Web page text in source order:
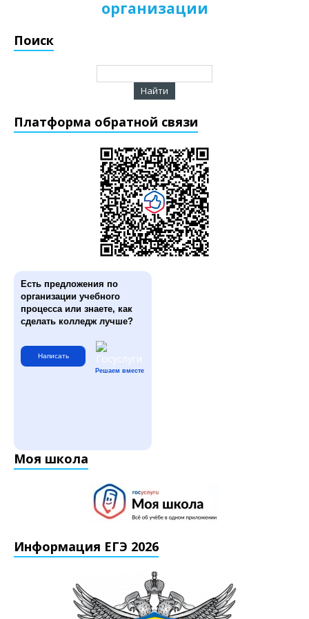
организации
Поиск
Платформа обратной связи
Есть предложения по
организации учебного
процесса или знаете, как
сделать колледж лучше?
Написать
Решаем вместе
Моя школа
Информация ЕГЭ 2026